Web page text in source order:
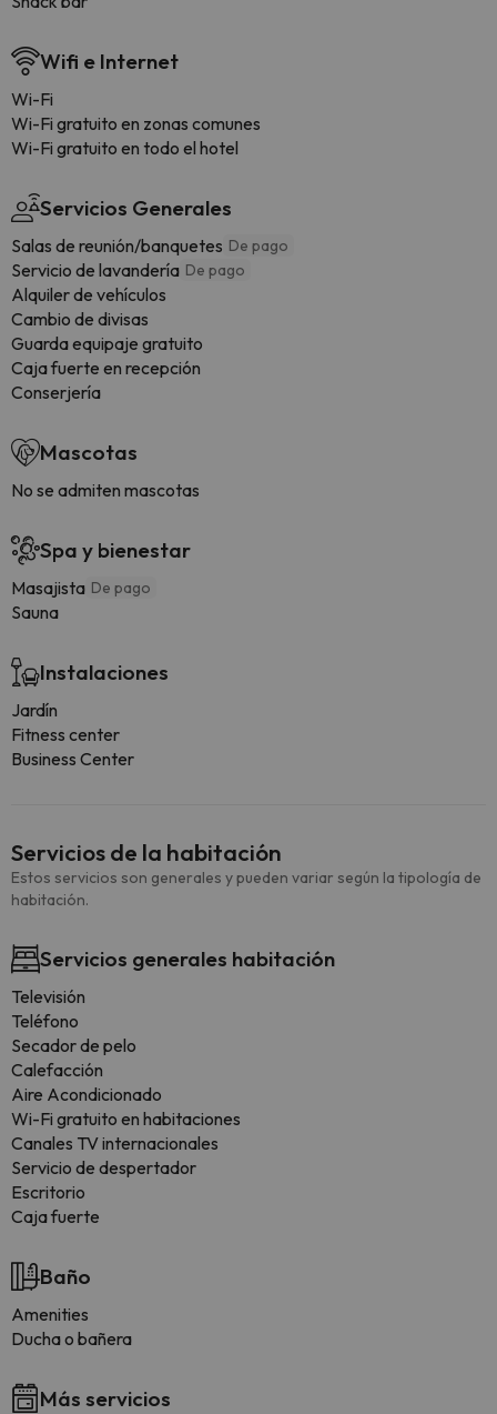
Wifi e Internet
Wi-Fi
Wi-Fi gratuito en zonas comunes
Wi-Fi gratuito en todo el hotel
Servicios Generales
Salas de reunión/banquetes De pago
Servicio de lavandería De pago
Alquiler de vehículos
Cambio de divisas
Guarda equipaje gratuito
Caja fuerte en recepción
Conserjería
Mascotas
No se admiten mascotas
Spa y bienestar
Masajista De pago
Sauna
Instalaciones
Jardín
Fitness center
Business Center
Servicios de la habitación
Estos servicios son generales y pueden variar según la tipología de
habitación.
Servicios generales habitación
Televisión
Teléfono
Secador de pelo
Calefacción
Aire Acondicionado
Wi-Fi gratuito en habitaciones
Canales TV internacionales
Servicio de despertador
Escritorio
Caja fuerte
Baño
Amenities
Ducha o bañera
Más servicios